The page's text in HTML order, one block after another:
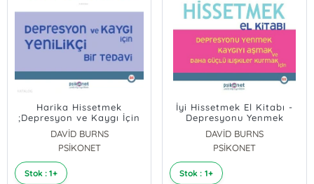
Harika Hissetmek
;Depresyon ve Kaygı İçin
Yenilikçi Bir Tedavi
DAVİD BURNS
PSİKONET
Stok : 1+
İyi Hissetmek El Kitabı -
Depresyonu Yenmek
Kaygıyı Aşmak ve Daha
Güçlü İlişkiler Kurmak İçin
DAVİD BURNS
PSİKONET
Stok : 1+